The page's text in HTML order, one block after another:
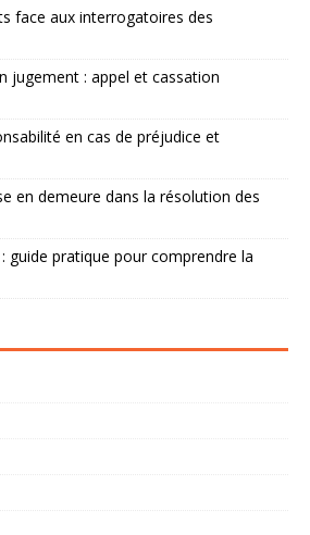
face aux interrogatoires des
jugement : appel et cassation
en cas de préjudice et
en demeure dans la résolution des
guide pratique pour comprendre la